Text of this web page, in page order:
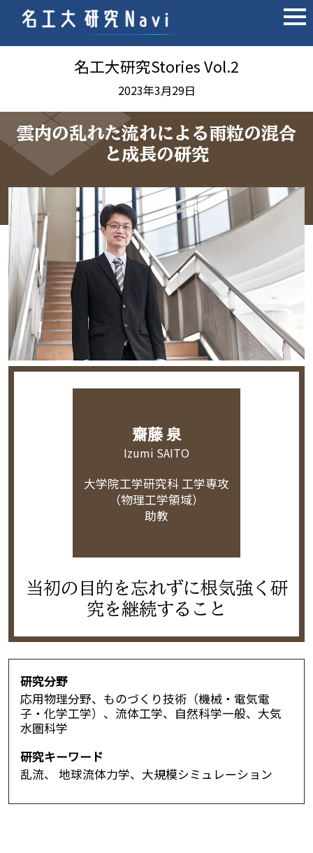
名工大研究Stories Vol.2
2023年3月29日
雲内の乱れた流れによる雨粒の混合
と成長の研究
齋藤 泉
Izumi SAITO
大学院工学研究科 工学専攻
（物理工学領域）
助教
当初の目的を忘れずに根気強く研
究を継続すること
研究分野
応用物理分野、ものづくり技術（機械・電気電
子・化学工学）、流体工学、自然科学一般、大気
水圏科学
研究キーワード
乱流、 地球流体力学、大規模シミュレーション